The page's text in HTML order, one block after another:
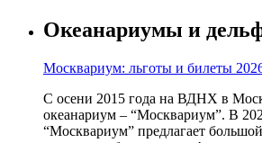
Океанариумы и
Москвариум: льготы и билеты
С осени 2015 года на ВДНХ в
океанариум – “Москвариум”. В
“Москвариум” предлагает